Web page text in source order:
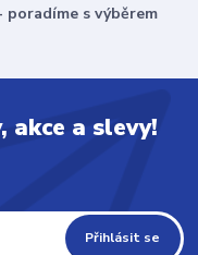
poradíme s výběrem
akce a slevy!
Přihlásit se